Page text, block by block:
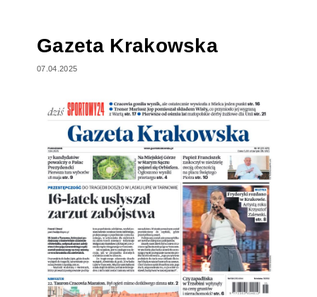
Gazeta Krakowska
07.04.2025